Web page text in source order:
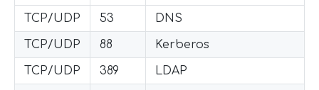
TCP/UDP 53 DNS
TCP/UDP 88 Kerberos
TCP/UDP 389 LDAP